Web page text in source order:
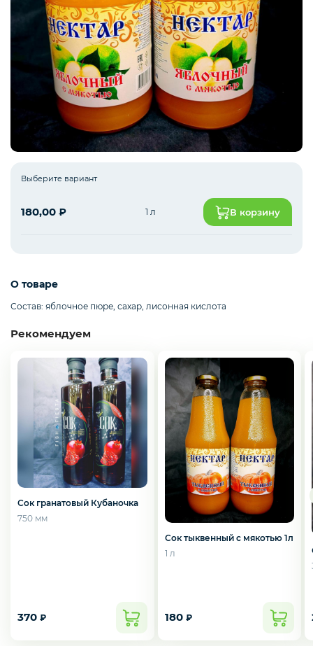
Рыба белая с/м
Северная рыба
Стейки и уха
Панировка
Полуфабрикаты
Креветки
Выберите вариант
180,00 ₽ 1 л В корзину
О товаре
Состав: яблочное пюре, сахар, лисонная кислота
Рекомендуем
Сок гранатовый Кубаночка
750 мм
370 ₽
Сок тыквенный с мякотью 1л
1 л
180 ₽